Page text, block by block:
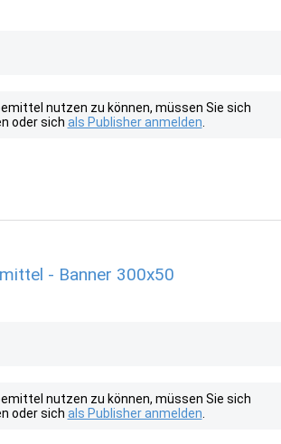
nutzen zu können, müssen Sie sich
oder sich als Publisher anmelden
- Banner 300x50
nutzen zu können, müssen Sie sich
oder sich als Publisher anmelden